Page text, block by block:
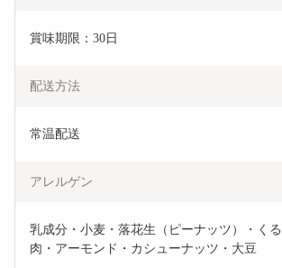
賞味期限：30日
配送方法
常温配送
アレルゲン
乳成分・小麦・落花生（ピーナッツ）・く
肉・アーモンド・カシューナッツ・大豆